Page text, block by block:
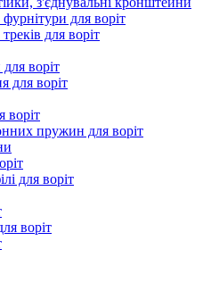
для воріт
для воріт
воріт
для воріт
воріт
пружин для воріт
для воріт
воріт